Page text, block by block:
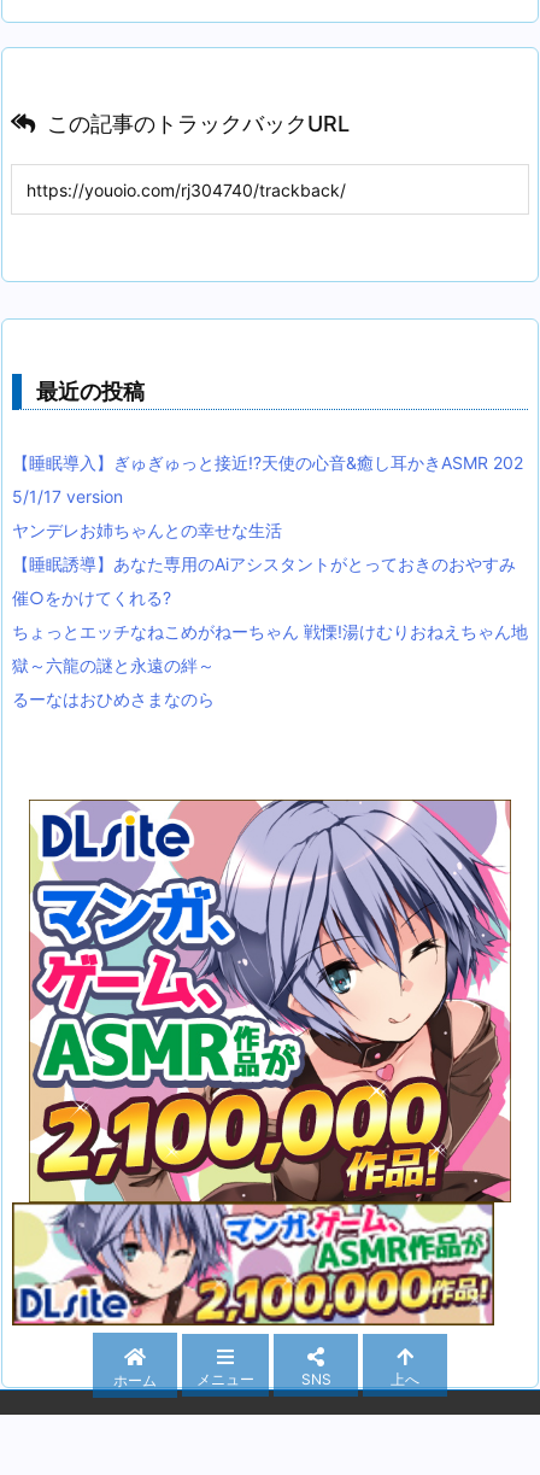
この記事のトラックバックURL
最近の投稿
【睡眠導入】ぎゅぎゅっと接近!?天使の心音&癒し耳かきASMR 202
5/1/17 version
ヤンデレお姉ちゃんとの幸せな生活
【睡眠誘導】あなた専用のAiアシスタントがとっておきのおやすみ
催○をかけてくれる?
ちょっとエッチなねこめがねーちゃん 戦慄!湯けむりおねえちゃん地
獄～六龍の謎と永遠の絆～
るーなはおひめさまなのら
ホーム メニュー SNS 上へ